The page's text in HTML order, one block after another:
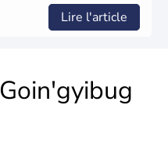
Lire l'article
Goin'gyibug